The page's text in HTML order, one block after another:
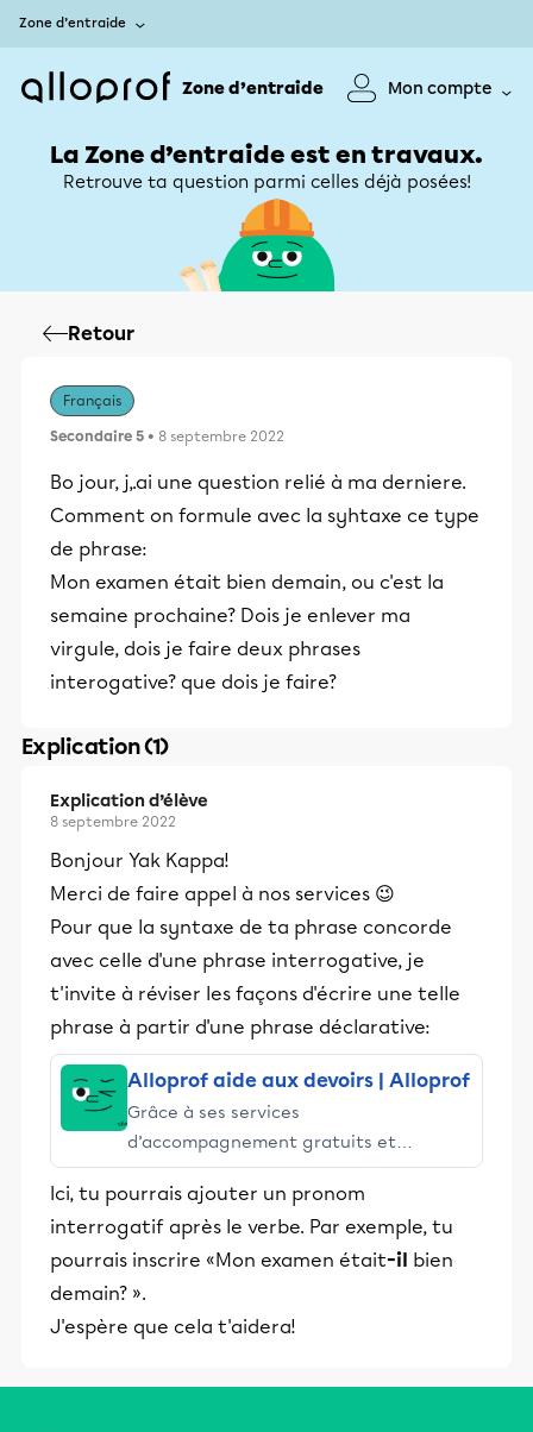
Zone d’entraide
Zone d’entraide Mon compte
La Zone d’entraide est en travaux.
Retrouve ta question parmi celles déjà posées!
Retour
Français
Secondaire 5 • 8 septembre 2022
Bo jour, j,.ai une question relié à ma derniere.
Comment on formule avec la syhtaxe ce type
de phrase:
Mon examen était bien demain, ou c'est la
semaine prochaine? Dois je enlever ma
virgule, dois je faire deux phrases
interogative? que dois je faire?
Explication (1)
Explication d’élève
8 septembre 2022
Bonjour Yak Kappa!
Merci de faire appel à nos services 😉
Pour que la syntaxe de ta phrase concorde
avec celle d'une phrase interrogative, je
t'invite à réviser les façons d'écrire une telle
phrase à partir d'une phrase déclarative:
Alloprof aide aux devoirs | Alloprof
Grâce à ses services
d’accompagnement gratuits et
stimulants, Alloprof engage les élèves
et leurs parents dans la réussite
éducative.
Ici, tu pourrais ajouter un pronom
interrogatif après le verbe. Par exemple, tu
pourrais inscrire «Mon examen était-il bien
demain? ».
J'espère que cela t'aidera!